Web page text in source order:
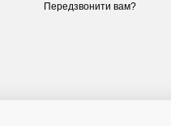
Передзвонити вам?